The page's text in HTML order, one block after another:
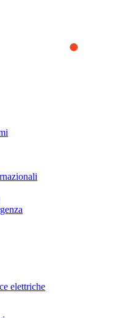
you the best experience
website, you accept
the website is used and
or to find out how
elettriche